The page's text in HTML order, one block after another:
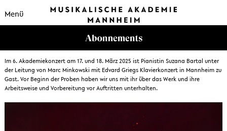
Menü
Im 6. Akademiekonzert am 17. und 18. März 2025 ist Pianistin Suzana Bartal unter
der Leitung von Marc Minkowski mit Edvard Griegs Klavierkonzert in Mannheim zu
Gast. Vor Beginn der Proben haben wir uns mit ihr über das Werk und ihre
Arbeitsweise und Vorbereitung vor Auftritten unterhalten.